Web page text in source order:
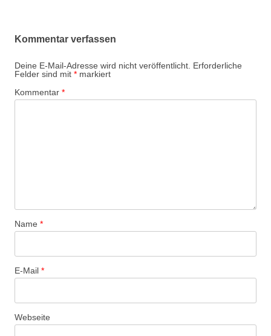
Kommentar verfassen
Deine E-Mail-Adresse wird nicht veröffentlicht. Erforderliche
Felder sind mit * markiert
Kommentar *
Name *
E-Mail *
Webseite